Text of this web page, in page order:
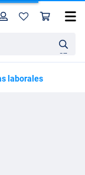
en
Perfil
laborales